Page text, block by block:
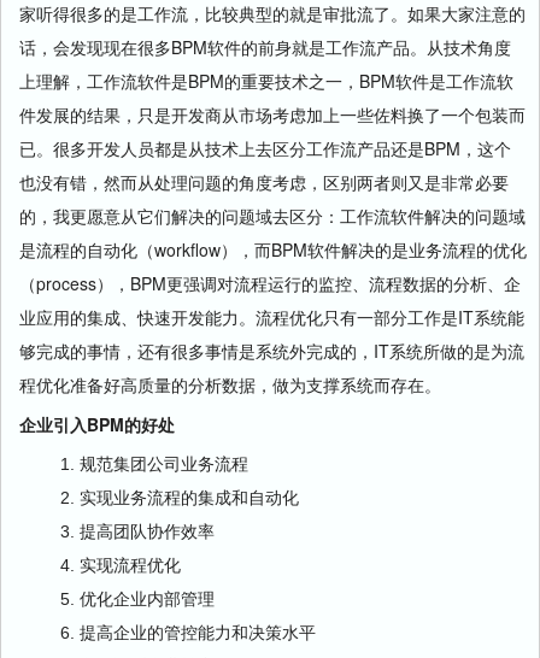
家听得很多的是工作流，比较典型的就是审批流了。如果大家注意的
话，会发现现在很多BPM软件的前身就是工作流产品。从技术角度
上理解，工作流软件是BPM的重要技术之一，BPM软件是工作流软
件发展的结果，只是开发商从市场考虑加上一些佐料换了一个包装而
已。很多开发人员都是从技术上去区分工作流产品还是BPM，这个
也没有错，然而从处理问题的角度考虑，区别两者则又是非常必要
的，我更愿意从它们解决的问题域去区分：工作流软件解决的问题域
是流程的自动化（workflow），而BPM软件解决的是业务流程的优化
（process），BPM更强调对流程运行的监控、流程数据的分析、企
业应用的集成、快速开发能力。流程优化只有一部分工作是IT系统能
够完成的事情，还有很多事情是系统外完成的，IT系统所做的是为流
程优化准备好高质量的分析数据，做为支撑系统而存在。
企业引入BPM的好处
规范集团公司业务流程
实现业务流程的集成和自动化
提高团队协作效率
实现流程优化
优化企业内部管理
提高企业的管控能力和决策水平